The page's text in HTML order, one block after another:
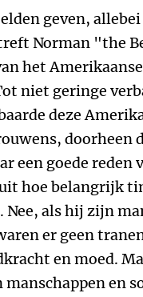
geven,
Norman "the
het
niet geringe
deze
doorheen
een goede reden
hoe belangrijk
als hij zijn
er geen
en moed.
en